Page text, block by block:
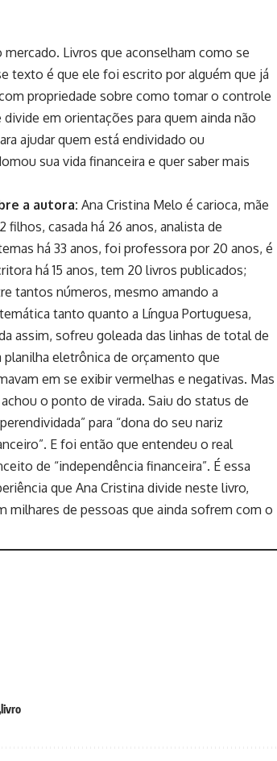
Livros que aconselham como se
texto é que ele foi escrito por alguém que já
propriedade sobre como tomar o controle
em orientações para quem ainda não
ajudar quem está endividado ou
sua vida financeira e quer saber mais
a autora: Ana Cristina Melo é carioca, mãe
filhos, casada há 26 anos, analista de
há 33 anos, foi professora por 20 anos, é
há 15 anos, tem 20 livros publicados;
tantos números, mesmo amando a
tanto quanto a Língua Portuguesa,
assim, sofreu goleada das linhas de total de
planilha eletrônica de orçamento que
em se exibir vermelhas e negativas. Mas
o ponto de virada. Saiu do status de
para “dona do seu nariz
E foi então que entendeu o real
de “independência financeira”. É essa
que Ana Cristina divide neste livro,
milhares de pessoas que ainda sofrem com o
livro